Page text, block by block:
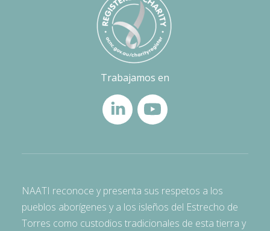
Trabajamos en
NAATI reconoce y presenta sus respetos a los
pueblos aborígenes y a los isleños del Estrecho de
Torres como custodios tradicionales de esta tierra y